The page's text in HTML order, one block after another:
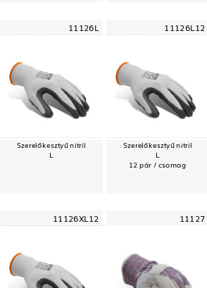
11126L
Szerelőkesztyű nitril
L
11126L12
Szerelőkesztyű nitril
L
12 pár / csomag
11126XL12 11127